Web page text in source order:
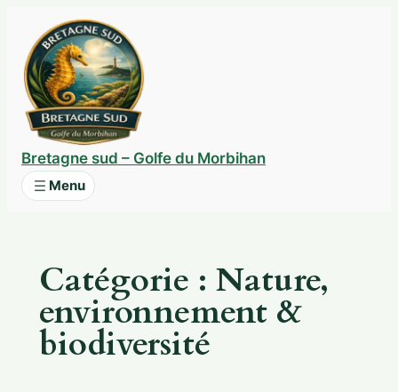
contenu
Bretagne sud – Golfe du Morbihan
Catégorie : Nature,
environnement &
biodiversité